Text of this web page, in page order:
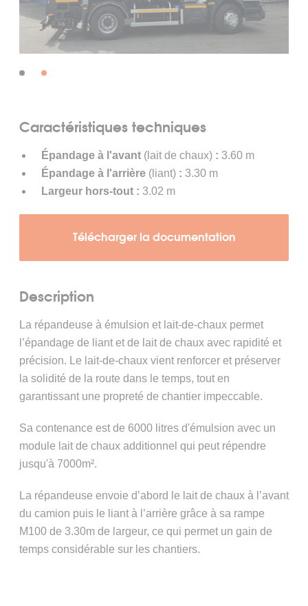
Location Répandeuse & PATA
Répandeuse 4400L
Bi-répandeur 3500L
Répandeuse et Lait de Chaux 6000L
Location Compacteur
Compacteur HD 12 VV
Location Alimentateur
Alimentateur MT 3000-2i STANDARD
Alimentateur MT 3000-3i OFFSET
FAQ
Caractéristiques techniques
Épandage à l'avant(lait de chaux): 3.60 m
Épandage à l'arrière(liant): 3.30 m
Largeur hors-tout : 3.02 m
Télécharger la documentation
Description
La répandeuse à émulsion et lait-de-chaux permet
l’épandage de liant et de lait de chaux avec rapidité et
précision. Le lait-de-chaux vient renforcer et préserver
la solidité de la route dans le temps, tout en
garantissant une propreté de chantier impeccable.
Sa contenance est de 6000 litres d'émulsion avec un
module lait de chaux additionnel qui peut répendre
jusqu'à 7000m².
La répandeuse envoie d’abord le lait de chaux à l’avant
du camion puis le liant à l’arrière grâce à sa rampe
M100 de 3.30m de largeur, ce qui permet un gain de
temps considérable sur les chantiers.